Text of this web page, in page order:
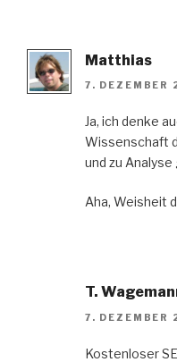
Matthias
7. DEZEMBER
Ja, ich denke
Wissenschaft
und zu
Aha, Weisheit
T.
7. DEZEMBER
Kostenloser